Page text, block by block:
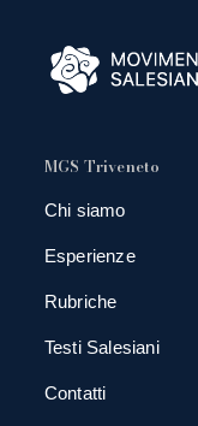
MGS Triveneto
Chi siamo
Esperienze
Rubriche
Testi Salesiani
Contatti